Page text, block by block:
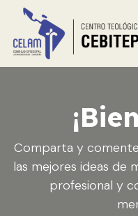
Ir al contenido
Comparta y
las mejores ideas de
profesional y